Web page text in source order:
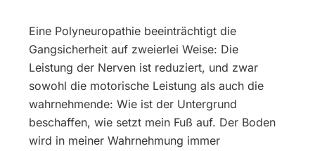
Eine Polyneuropathie beeinträchtigt die
Gangsicherheit auf zweierlei Weise: Die
Leistung der Nerven ist reduziert, und zwar
sowohl die motorische Leistung als auch die
wahrnehmende: Wie ist der Untergrund
beschaffen, wie setzt mein Fuß auf. Der Boden
wird in meiner Wahrnehmung immer